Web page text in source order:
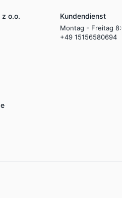
z o.o.
Kundendienst
Montag - Freitag
+49 15156580694